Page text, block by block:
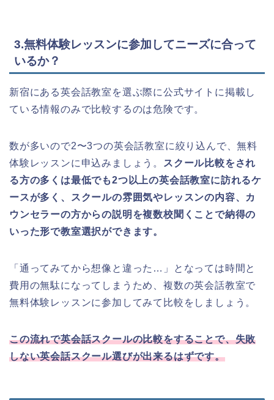
3.無料体験レッスンに参加してニーズに合って
いるか？
新宿にある英会話教室を選ぶ際に公式サイトに掲載し
ている情報のみで比較するのは危険です。
数が多いので2〜3つの英会話教室に絞り込んで、無料
体験レッスンに申込みましょう。
スクール比較をされ
る方の多くは最低でも2つ以上の英会話教室に訪れるケ
ースが多く、スクールの雰囲気やレッスンの内容、カ
ウンセラーの方からの説明を複数校聞くことで納得の
いった形で教室選択ができます。
「通ってみてから想像と違った…」となっては時間と
費用の無駄になってしまうため、複数の英会話教室で
無料体験レッスンに参加してみて比較をしましょう。
この流れで英会話スクールの比較をすることで、失敗
しない英会話スクール選びが出来るはずです。